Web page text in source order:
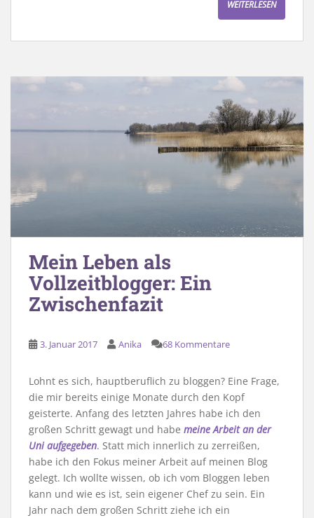
WEITERLESEN
Mein Leben als
Vollzeitblogger: Ein
Zwischenfazit
3. Januar 2017 Anika 68 Kommentare
Lohnt es sich, hauptberuflich zu bloggen? Eine Frage,
die mir bereits einige Monate durch den Kopf
geisterte. Anfang des letzten Jahres habe ich den
großen Schritt gewagt und habe meine Arbeit an der
Uni aufgegeben. Statt mich innerlich zu zerreißen,
habe ich den Fokus meiner Arbeit auf meinen Blog
gelegt. Ich wollte wissen, ob ich vom Bloggen leben
kann und wie es ist, sein eigener Chef zu sein. Ein
Jahr nach dem großen Schritt ziehe ich ein